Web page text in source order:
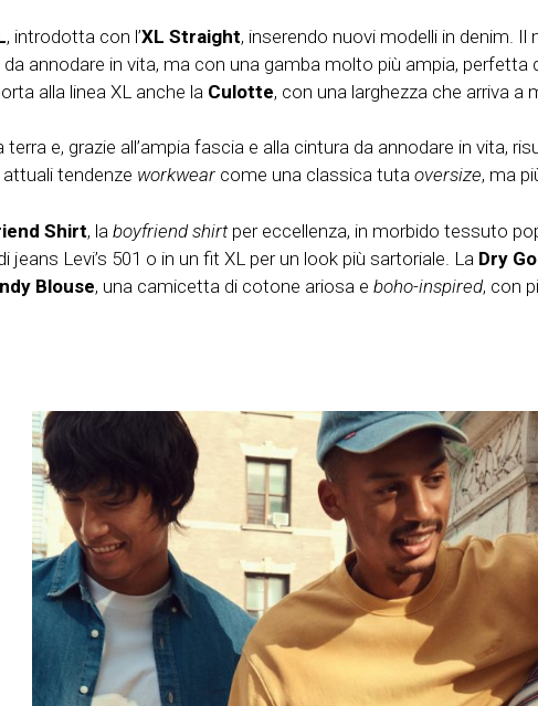
, introdotta con l’XL Straight, inserendo nuovi modelli in denim. Il
annodare in vita, ma con una gamba molto più ampia, perfetta
alla linea XL anche la Culotte, con una larghezza che arriva
e, grazie all’ampia fascia e alla cintura da annodare in vita,
attuali tendenze workwear come una classica tuta oversize, ma
Shirt, la boyfriend shirtper eccellenza, in morbido tessuto
Levi’s 501 o in un fit XL per un look più sartoriale. La Dry
Blouse, una camicetta di cotone ariosa e boho-inspired, con